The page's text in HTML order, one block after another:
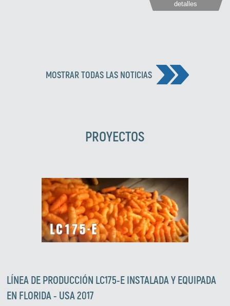
detalles
MOSTRAR TODAS LAS NOTICIAS
PROYECTOS
LÍNEA DE PRODUCCIÓN LC175-E INSTALADA Y EQUIPADA
EN FLORIDA - USA 2017